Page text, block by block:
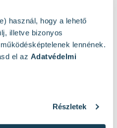
használ, hogy a lehető
illetve bizonyos
lennének.
el az Adatvédelmi
Részletek